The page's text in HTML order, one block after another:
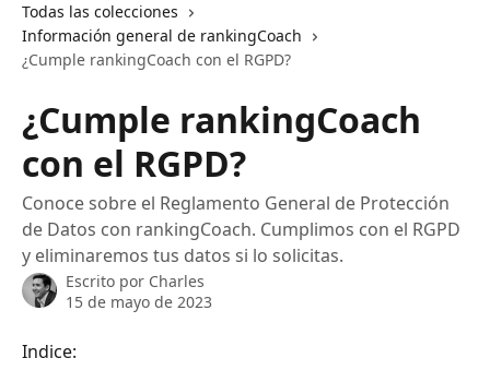
Todas las colecciones
Información general de rankingCoach
¿Cumple rankingCoach con el RGPD?
¿Cumple rankingCoach
con el RGPD?
Conoce sobre el Reglamento General de Protección
de Datos con rankingCoach. Cumplimos con el RGPD
y eliminaremos tus datos si lo solicitas.
Escrito por Charles
15 de mayo de 2023
Indice: